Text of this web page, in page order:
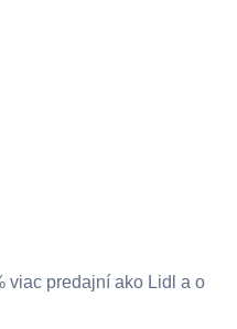
viac predajní ako Lidl a o